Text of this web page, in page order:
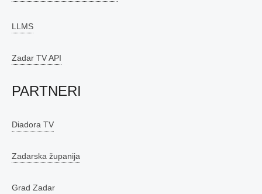
LLMS
Zadar TV API
PARTNERI
Diadora TV
Zadarska županija
Grad Zadar